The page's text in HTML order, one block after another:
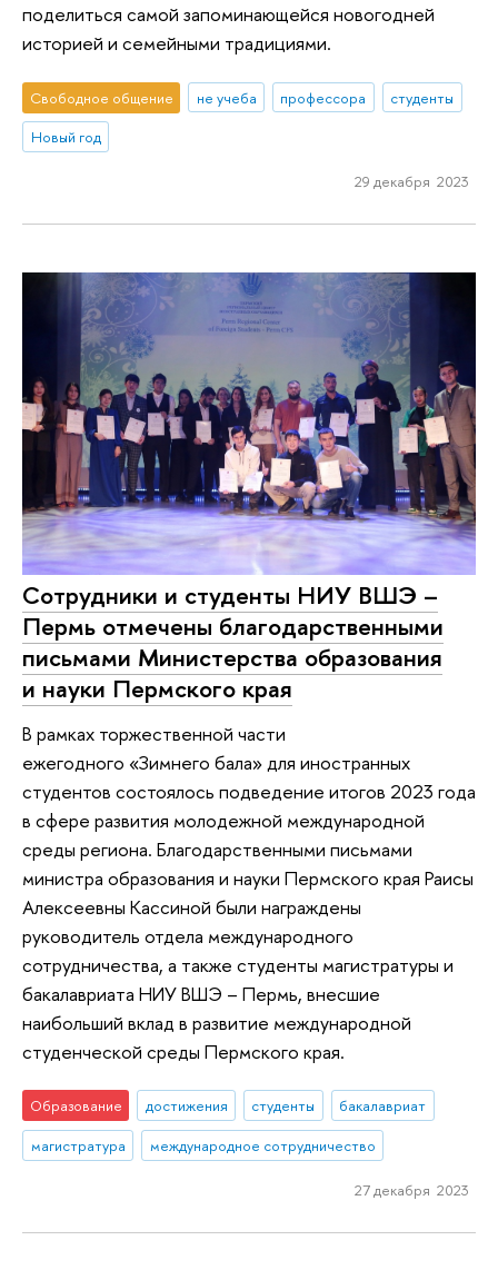
поделиться самой запоминающейся новогодней
историей и семейными традициями.
Свободное общение не учеба профессора
студенты
Новый год
29 декабря 2023
Сотрудники и студенты НИУ ВШЭ –
Пермь отмечены благодарственными
письмами Министерства образования
и науки Пермского края
В рамках торжественной части
ежегодного «Зимнего бала» для иностранных
студентов состоялось подведение итогов 2023 года
в сфере развития молодежной международной
среды региона. Благодарственными письмами
министра образования и науки Пермского края Раисы
Алексеевны Кассиной были награждены
руководитель отдела международного
сотрудничества, а также студенты магистратуры и
бакалавриата НИУ ВШЭ – Пермь, внесшие
наибольший вклад в развитие международной
студенческой среды Пермского края.
Образование достижения студенты
бакалавриат
магистратура
международное сотрудничество
27 декабря 2023